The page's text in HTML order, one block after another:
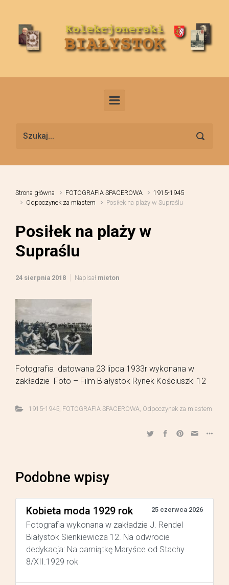
Strona główna FOTOGRAFIA SPACEROWA
1915-1945
Odpoczynek za miastem
Posiłek na plaży w Supraślu
Posiłek na plaży w
Supraślu
24 sierpnia 2018 Napisał mieton
Fotografia datowana 23 lipca 1933r wykonana w
zakładzie Foto – Film Białystok Rynek Kościuszki 12
1915-1945, FOTOGRAFIA SPACEROWA Odpoczynek za miastem
Podobne wpisy
Kobieta moda 1929 rok 25 czerwca 2026
Fotografia wykonana w zakładzie J. Rendel
Białystok Sienkiewicza 12. Na odwrocie
dedykacja: Na pamiątkę Maryśce od Stachy
8/XII.1929 rok